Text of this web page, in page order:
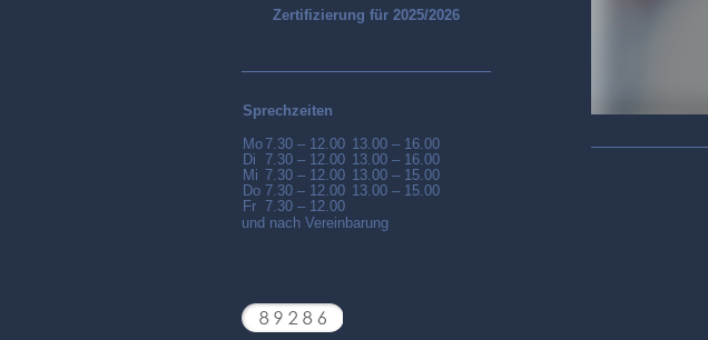
Zertifizierung für 2025/2026
Sprechzeiten
Mo
Di
Mi
Do
Fr
7.30 – 12.00
7.30 – 12.00
7.30 – 12.00
7.30 – 12.00
7.30 – 12.00
13.00 – 16.00
13.00 – 16.00
13.00 – 15.00
13.00 – 15.00
und nach Vereinbarung